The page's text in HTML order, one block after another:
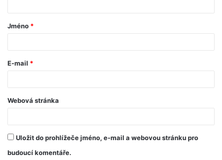
Jméno *
E-mail *
Webová stránka
Uložit do prohlížeče jméno, e-mail a webovou stránku pro
budoucí komentáře.